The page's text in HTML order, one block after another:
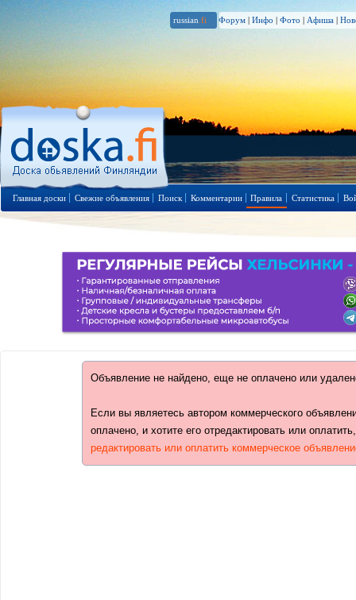
russian .fi Форум | Инфо | Фото | Афиша |
Главная доски Свежие объявления Поиск Комментарии Правила Статистика
Объявление не найдено, еще не оплачено или
Если вы являетесь автором коммерческого
оплачено, и хотите его отредактировать или
редактировать или оплатить коммерческое